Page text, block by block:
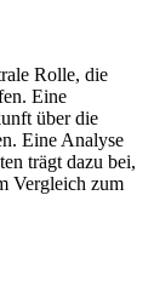
Rolle, die
Eine
über die
Eine Analyse
trägt dazu bei,
Vergleich zum